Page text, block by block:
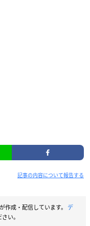
記事の内容について報告する
作成・配信しています。 デ
い。